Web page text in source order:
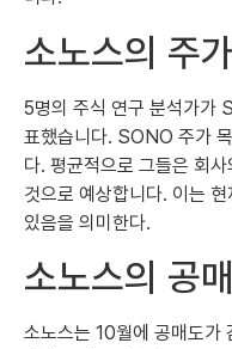
소노스의 주
5명의 주식 연구 분석가가
표했습니다. SONO 주가
다. 평균적으로 그들은 회
것으로 예상합니다. 이는
있음을 의미한다.
소노스의 공
소노스는 10월에 공매도가